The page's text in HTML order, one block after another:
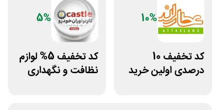
10%
کد تخفیف 10
درصدی اولین خرید
5%
کد تخفیف 5% لوازم
نظافت و نگهداری